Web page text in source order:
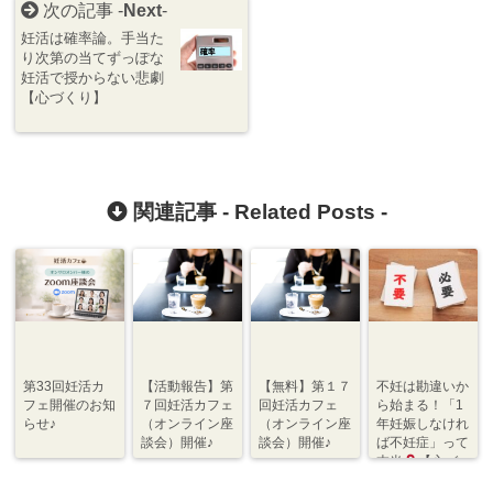
次の記事 -Next-
妊活は確率論。手当た
り次第の当てずっぽな
妊活で授からない悲劇
【心づくり】
関連記事 - Related Posts -
第33回妊活カ
フェ開催のお知
らせ♪
【活動報告】第
７回妊活カフェ
（オンライン座
談会）開催♪
【無料】第１７
回妊活カフェ
（オンライン座
談会）開催♪
不妊は勘違いか
ら始まる！「1
年妊娠しなけれ
ば不妊症」って
本当
【心づ